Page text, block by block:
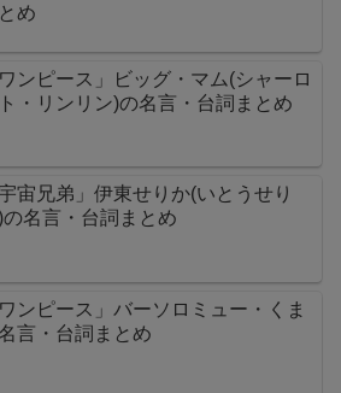
め
ワンピース」ビッグ・マム(シャーロ
・リンリン)の名言・台詞まとめ
宇宙兄弟」伊東せりか(いとうせり
の名言・台詞まとめ
ワンピース」バーソロミュー・くま
言・台詞まとめ